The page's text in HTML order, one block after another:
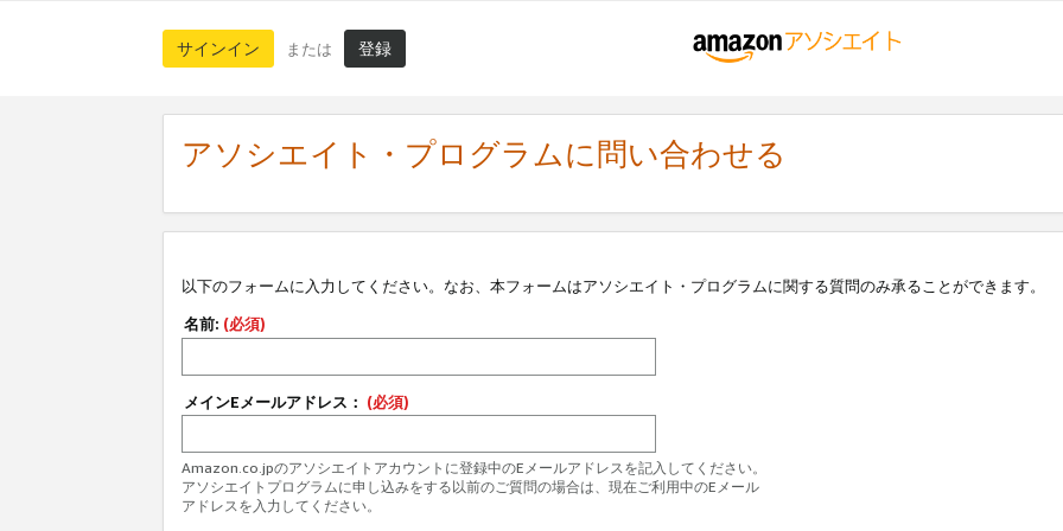
サインイン または 登録
アソシエイト・プログラムに問い合わせる
以下のフォームに入力してください。なお、本フォームはアソシエイト・プログラムに関する質問のみ承ることができます。
名前: (必須)
メインEメールアドレス： (必須)
Amazon.co.jpのアソシエイトアカウントに登録中のEメールアドレスを記入してください。
アソシエイトプログラムに申し込みをする以前のご質問の場合は、現在ご利用中のEメール
アドレスを入力してください。